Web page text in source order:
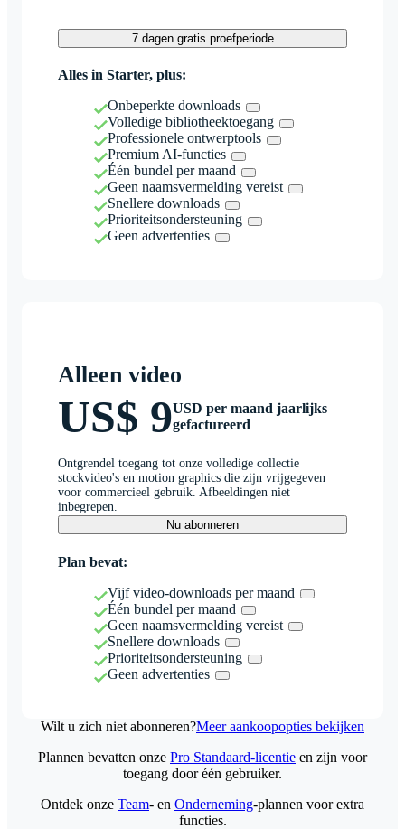
7 dagen gratis proefperiode
Alles in Starter, plus:
Onbeperkte downloads
Volledige bibliotheektoegang
Professionele ontwerptools
Premium AI-functies
Één bundel per maand
Geen naamsvermelding vereist
Snellere downloads
Prioriteitsondersteuning
Geen advertenties
Alleen video
US$ 9USD per maand jaarlijks
gefactureerd
Ontgrendel toegang tot onze volledige collectie
stockvideo's en motion graphics die zijn vrijgegeven
voor commercieel gebruik. Afbeeldingen niet
inbegrepen.
Nu abonneren
Plan bevat:
Vijf video-downloads per maand
Één bundel per maand
Geen naamsvermelding vereist
Snellere downloads
Prioriteitsondersteuning
Geen advertenties
Wilt u zich niet abonneren?Meer aankoopopties bekijken
Plannen bevatten onze Pro Standaard-licentie en zijn voor
toegang door één gebruiker.
Ontdek onze Team- en Onderneming-plannen voor extra
functies.